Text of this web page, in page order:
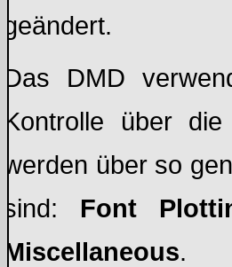
geändert.
Das DMD
Kontrolle über
werden über so
sind: Font
Miscellaneous.